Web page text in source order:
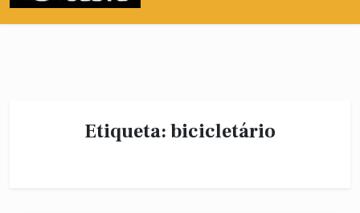
Etiqueta:bicicletário